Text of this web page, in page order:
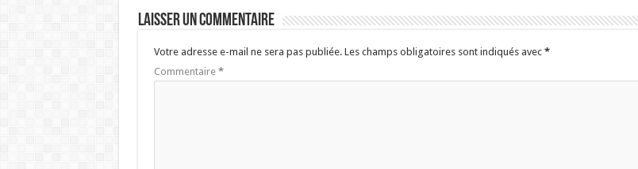
Laisser un commentaire
Votre adresse e-mail ne sera pas publiée. Les champs obligatoires sont indiqués avec *
Commentaire *